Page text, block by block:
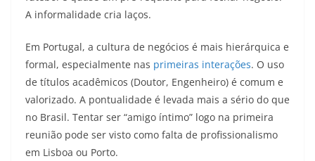
A informalidade cria laços.
Em Portugal, a cultura de negócios é mais hierárquica e
formal, especialmente nas primeiras interações. O uso
de títulos acadêmicos (Doutor, Engenheiro) é comum e
valorizado. A pontualidade é levada mais a sério do que
no Brasil. Tentar ser “amigo íntimo” logo na primeira
reunião pode ser visto como falta de profissionalismo
em Lisboa ou Porto.